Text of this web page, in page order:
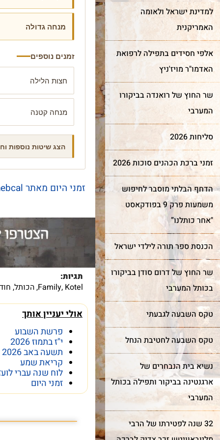
למדינת ישראל ולאומה
האמריקנית
אלפי חסידים בתפילה לרפואת
האדמו"ר מויז'ניץ
שר החוץ של רואנדה בביקורו
המערבי
סליחות 2026
זמני ברכת הכהנים סוכות 2026
הדחף הבלתי מוסבר לחיפוש
משמעות פרק 9 בפודקאסט
"אחר כותלנו”
הכנסת ספר תורה לילדי ישראל
שר החוץ של דרום סודן בביקורו
בכותל המערבי
טקס השבעה לגבעתי
טקס השבעה לחטיבת הנחל
נשיא בית הנבחרים של
ארגנטינה בביקור ותפילה בכותל
המערבי
32 שנה לפטירתו של הרבי
מנחה גדולה
זמנים נוספים
חצות הלילה
מנחה קטנה
הצג שיטות נוספות
זמני היום מאתר hebcal
תגיות:
Family, Kotel
,הכותל,
אולי יעניין אותך
פרשת השבוע
י"ז בתמוז 2026
תשעה באב 2026
קריאת שמע
לוח שנה עברי
זמני היום
מצווה
למורשת הכותל המערבי
אתכם לחגוג בר מצווה
בטקס מרגש ובאווירה
של אחדות וקדושה.
עוד על בר מצווה >
חדש!מייצג
שער השמיים
מה מביא אנשים ונשים מכל
האבנים העתיקות?
עוד על שער השמיים >